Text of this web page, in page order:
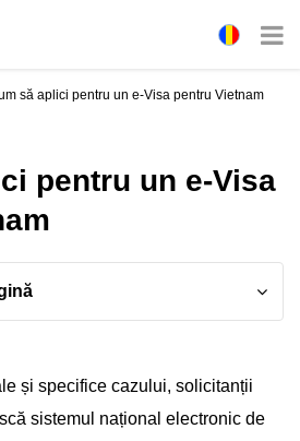
să aplici pentru un e-Visa pentru Vietnam
pentru un e-Visa
și specifice cazului, solicitanții
sistemul național electronic de